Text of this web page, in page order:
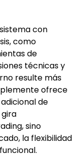
con
como
de
técnicas y
resulte más
ofrece
de
sino
la flexibilidad